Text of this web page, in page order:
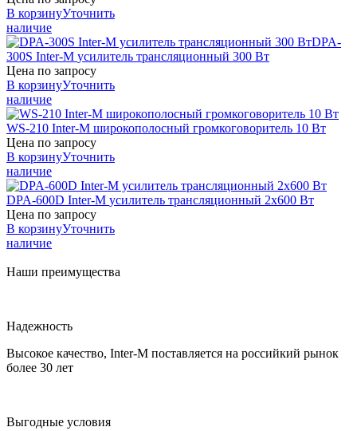
В корзинуУточнить
наличие
DPA-
300S Inter-M усилитель трансляционный 300 Вт
Цена по запросу
В корзинуУточнить
наличие
WS-210 Inter-M широкополосный громкоговоритель 10 Вт
Цена по запросу
В корзинуУточнить
наличие
DPA-600D Inter-M усилитель трансляционный 2х600 Вт
Цена по запросу
В корзинуУточнить
наличие
Наши преимущества
Надежность
Высокое качество, Inter-M поставляется на российкий рынок
более 30 лет
Выгодные условия